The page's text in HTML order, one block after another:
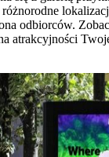
odbiorców.
atrakcyjności